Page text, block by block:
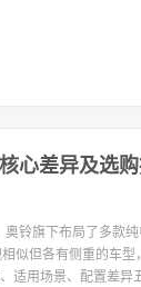
心差异及选
旗下布局了多款纯
似但各有侧重的车
适用场景、配置差异